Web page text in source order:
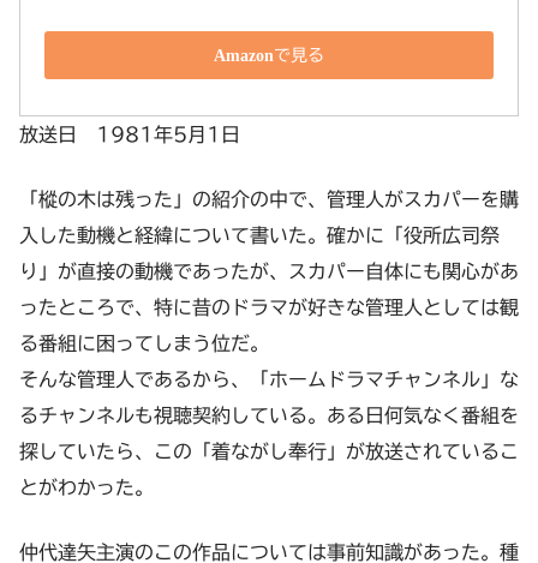
Amazonで見る
放送日 1981年5月1日
「樅の木は残った」の紹介の中で、管理人がスカパーを購
入した動機と経緯について書いた。確かに「役所広司祭
り」が直接の動機であったが、スカパー自体にも関心があ
ったところで、特に昔のドラマが好きな管理人としては観
る番組に困ってしまう位だ。
そんな管理人であるから、「ホームドラマチャンネル」な
るチャンネルも視聴契約している。ある日何気なく番組を
探していたら、この「着ながし奉行」が放送されているこ
とがわかった。
仲代達矢主演のこの作品については事前知識があった。種